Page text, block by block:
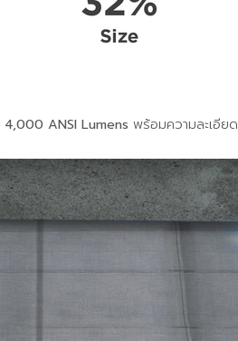
4,000 ANSI Lumens พร้อมความละเอียด